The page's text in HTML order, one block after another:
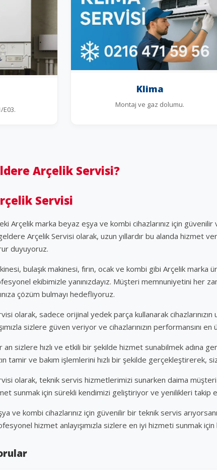
E03.
Klima
Montaj ve gaz dolumu.
Arçelik Servisi?
Servisi
Arçelik marka beyaz eşya ve kombi cihazlarınız için
Arçelik Servisi olarak, uzun yıllardır bu alanda hizmet
duyuyoruz.
bulaşık makinesi, fırın, ocak ve kombi gibi Arçelik
ekibimizle yanınızdayız. Müşteri memnuniyetini her
çözüm bulmayı hedefliyoruz.
olarak, sadece orijinal yedek parça kullanarak cihazlarınızın
sizlere güven veriyor ve cihazlarınızın performansını en
sizlere hızlı ve etkili bir şekilde hizmet sunabilmek adına
tamir ve bakım işlemlerini hızlı bir şekilde gerçekleştirerek,
olarak, teknik servis hizmetlerimizi sunarken daima
sunmak için sürekli kendimizi geliştiriyor ve yenilikleri takip
ve kombi cihazlarınız için güvenilir bir teknik servis
hizmet anlayışımızla sizlere en iyi hizmeti sunmak için